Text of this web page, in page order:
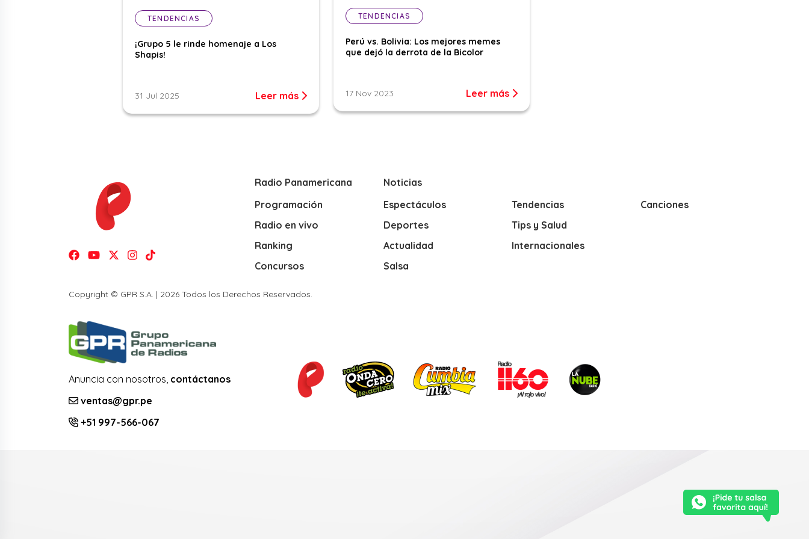
TENDENCIAS
¡Grupo 5 le rinde homenaje a Los
Shapis!
31 Jul 2025 Leer más
TENDENCIAS
Perú vs. Bolivia: Los mejores memes
que dejó la derrota de la Bicolor
17 Nov 2023 Leer más
Radio Panamericana
Programación
Radio en vivo
Ranking
Concursos
Noticias
Espectáculos
Deportes
Actualidad
Salsa
Tendencias
Tips y Salud
Internacionales
Canciones
Copyright © GPR S.A. | 2026 Todos los Derechos Reservados.
Anuncia con nosotros, contáctanos
ventas@gpr.pe
+51 997-566-067